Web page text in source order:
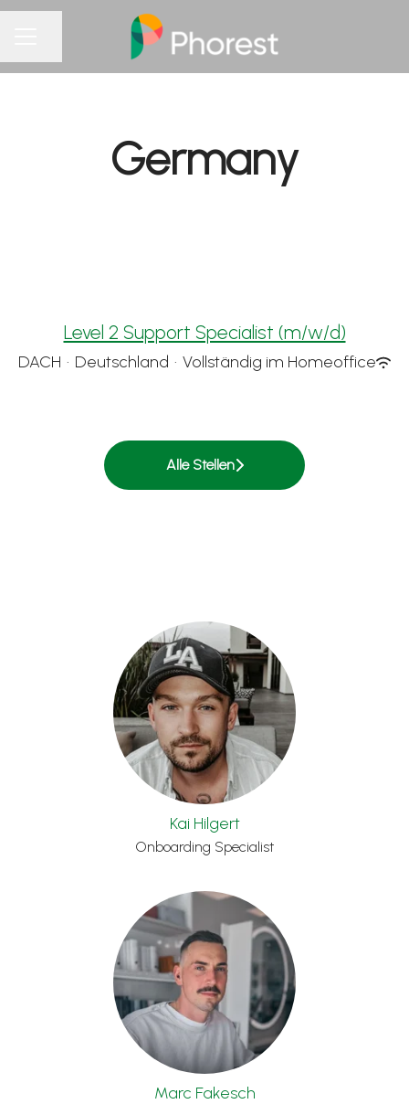
Germany
Level 2 Support Specialist (m/w/d)
DACH · Deutschland · Vollständig im Homeoffice
Alle Stellen
Kai Hilgert
Onboarding Specialist
Marc Fakesch